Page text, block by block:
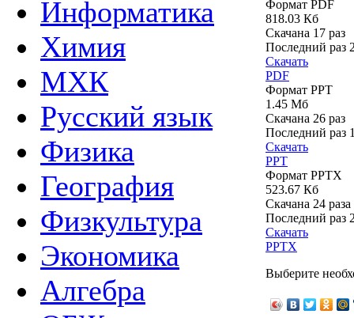
Информатика
Химия
МХК
Русский язык
Физика
География
Физкультура
Экономика
Алгебра
Формат PDF
818.03 Кб
Скачана 17 раз
Последний раз
Скачать
PDF
Формат PPT
1.45 Мб
Скачана 26 раз
Последний раз
Скачать
PPT
Формат PPTX
523.67 Кб
Скачана 24 раза
Последний раз
Скачать
PPTX
Выберите